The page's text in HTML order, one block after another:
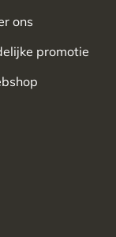
ons
promotie